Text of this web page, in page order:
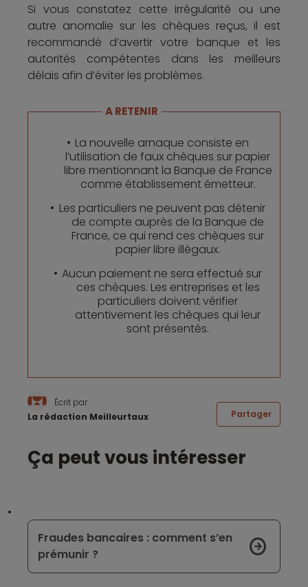
Si vous constatez cette irrégularité ou une
autre anomalie sur les chèques reçus, il est
recommandé d’avertir votre banque et les
autorités compétentes dans les meilleurs
délais afin d’éviter les problèmes.
A RETENIR
La nouvelle arnaque consiste en
l’utilisation de faux chèques sur papier
libre mentionnant la Banque de France
comme établissement émetteur.
Les particuliers ne peuvent pas détenir
de compte auprès de la Banque de
France, ce qui rend ces chèques sur
papier libre illégaux.
Aucun paiement ne sera effectué sur
ces chèques. Les entreprises et les
particuliers doivent vérifier
attentivement les chèques qui leur
sont présentés.
Écrit par
La rédaction Meilleurtaux
Partager
Ça peut vous intéresser
Fraudes bancaires : comment s’en
prémunir ?